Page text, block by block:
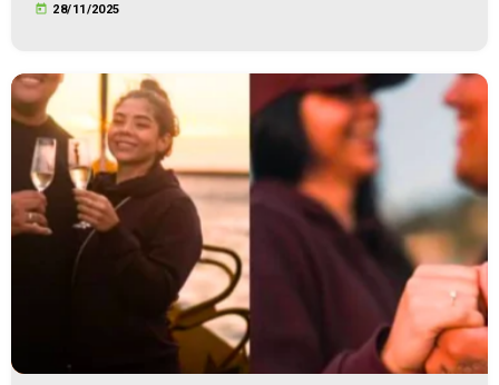
today 28/11/2025